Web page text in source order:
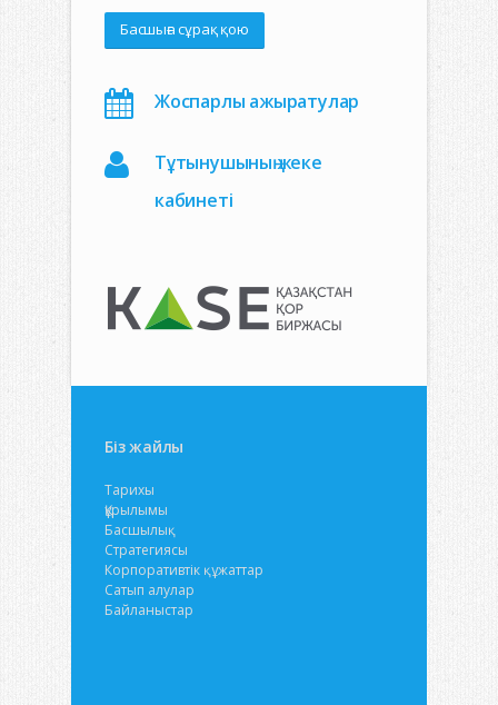
Басшыға сұрақ қою
Жоспарлы ажыратулар
Тұтынушының жеке
кабинеті
Біз жайлы
Тарихы
Құрылымы
Басшылық
Стратегиясы
Корпоративтік құжаттар
Сатып алулар
Байланыстар